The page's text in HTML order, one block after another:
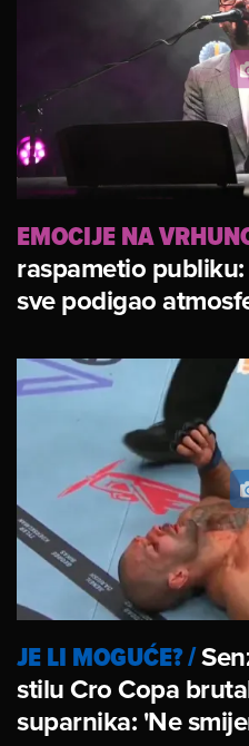
EMOCIJE NA
raspametio
sve podigao
JE LI MOGUĆE?/
stilu Cro Copa
suparnika: 'Ne